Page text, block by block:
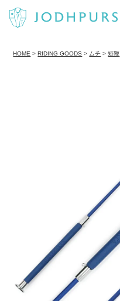
HOME RIDING GOODS ムチ 短鞭